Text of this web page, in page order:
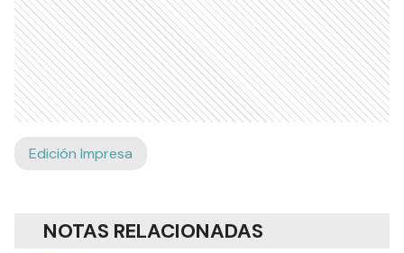
Edición Impresa
NOTAS RELACIONADAS